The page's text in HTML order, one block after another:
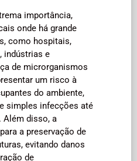
importância,
onde há grande
como hospitais,
indústrias e
de microrganismos
um risco à
do ambiente,
simples infecções até
Além disso, a
a preservação de
evitando danos
de